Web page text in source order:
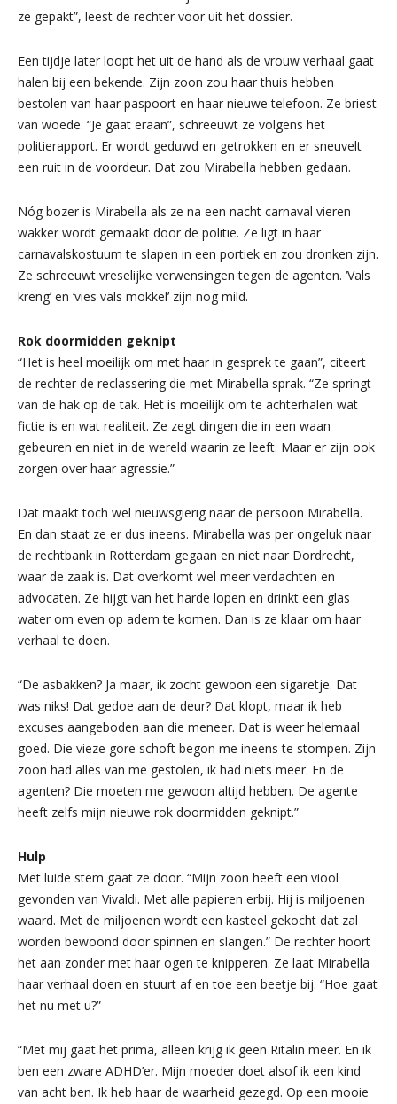
ze gepakt”, leest de rechter voor uit het dossier.
Een tijdje later loopt het uit de hand als de vrouw verhaal gaat
halen bij een bekende. Zijn zoon zou haar thuis hebben
bestolen van haar paspoort en haar nieuwe telefoon. Ze briest
van woede. “Je gaat eraan”, schreeuwt ze volgens het
politierapport. Er wordt geduwd en getrokken en er sneuvelt
een ruit in de voordeur. Dat zou Mirabella hebben gedaan.
Nóg bozer is Mirabella als ze na een nacht carnaval vieren
wakker wordt gemaakt door de politie. Ze ligt in haar
carnavalskostuum te slapen in een portiek en zou dronken zijn.
Ze schreeuwt vreselijke verwensingen tegen de agenten. ‘Vals
kreng’ en ‘vies vals mokkel’ zijn nog mild.
Rok doormidden geknipt
“Het is heel moeilijk om met haar in gesprek te gaan”, citeert
de rechter de reclassering die met Mirabella sprak. “Ze springt
van de hak op de tak. Het is moeilijk om te achterhalen wat
fictie is en wat realiteit. Ze zegt dingen die in een waan
gebeuren en niet in de wereld waarin ze leeft. Maar er zijn ook
zorgen over haar agressie.”
Dat maakt toch wel nieuwsgierig naar de persoon Mirabella.
En dan staat ze er dus ineens. Mirabella was per ongeluk naar
de rechtbank in Rotterdam gegaan en niet naar Dordrecht,
waar de zaak is. Dat overkomt wel meer verdachten en
advocaten. Ze hijgt van het harde lopen en drinkt een glas
water om even op adem te komen. Dan is ze klaar om haar
verhaal te doen.
“De asbakken? Ja maar, ik zocht gewoon een sigaretje. Dat
was niks! Dat gedoe aan de deur? Dat klopt, maar ik heb
excuses aangeboden aan die meneer. Dat is weer helemaal
goed. Die vieze gore schoft begon me ineens te stompen. Zijn
zoon had alles van me gestolen, ik had niets meer. En de
agenten? Die moeten me gewoon altijd hebben. De agente
heeft zelfs mijn nieuwe rok doormidden geknipt.”
Hulp
Met luide stem gaat ze door. “Mijn zoon heeft een viool
gevonden van Vivaldi. Met alle papieren erbij. Hij is miljoenen
waard. Met de miljoenen wordt een kasteel gekocht dat zal
worden bewoond door spinnen en slangen.” De rechter hoort
het aan zonder met haar ogen te knipperen. Ze laat Mirabella
haar verhaal doen en stuurt af en toe een beetje bij. “Hoe gaat
het nu met u?”
“Met mij gaat het prima, alleen krijg ik geen Ritalin meer. En ik
ben een zware ADHD’er. Mijn moeder doet alsof ik een kind
van acht ben. Ik heb haar de waarheid gezegd. Op een mooie